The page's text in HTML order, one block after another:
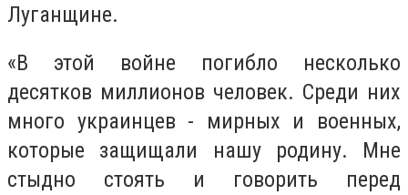
Луганщине.
«В этой войне погибло несколько
десятков миллионов человек. Среди них
много украинцев - мирных и военных,
которые защищали нашу родину. Мне
стыдно стоять и говорить перед